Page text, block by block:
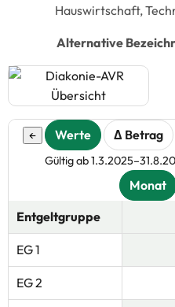
Hauswirtschaft,
Alternative
← Werte Δ Betrag
Gültig ab
Monat
Entgeltgruppe
EG 1
EG 2